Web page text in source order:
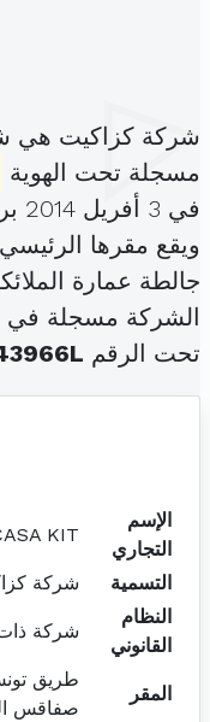
شركة كزاكيت هي
مسجلة تحت الهوية
في 3 أفريل 2014 برأس مال قدره
جالطة عمارة
الشركة مسجلة
تحت الرقم
الإسم
التجاري
KIT
التسمية
شركة
النظام
القانوني
شركة ذات
المقر
صفاقس